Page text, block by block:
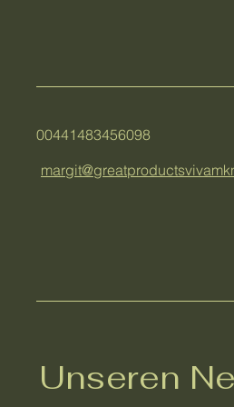
00441483456098
Unseren